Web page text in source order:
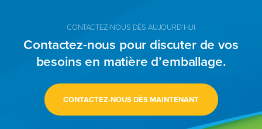
CONTACTEZ-NOUS DÈS AUJOURD’HUI
Contactez-nous pour discuter de vos
besoins en matière d’emballage.
CONTACTEZ-NOUS DÈS MAINTENANT